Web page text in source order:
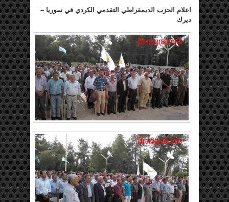
اعلام الحزب الديمقراطي التقدمي الكردي في سوريا –
ديرك